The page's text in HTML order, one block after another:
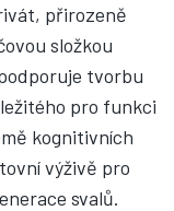
přirozeně
složkou
tvorbu
pro funkci
kognitivních
výživě pro
svalů.